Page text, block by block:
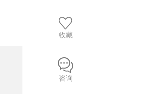
收藏
咨询